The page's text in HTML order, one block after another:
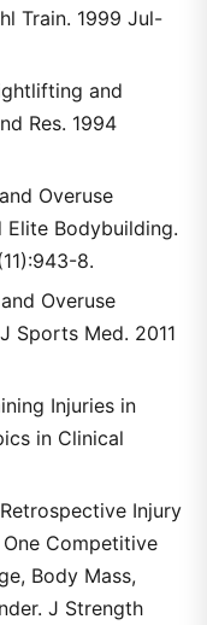
Train. 1999 Jul-
and
Res. 1994
Overuse
Bodybuilding.
8.
Overuse
Sports Med. 2011
Injuries in
in Clinical
Injury
Competitive
Body Mass,
J Strength